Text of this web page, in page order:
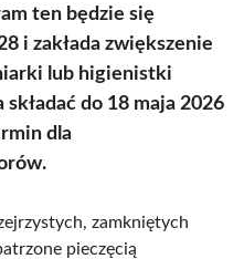
ten będzie się
i zakłada zwiększenie
lub higienistki
składać do 18 maja 2026
dla
zamkniętych
pieczęcią